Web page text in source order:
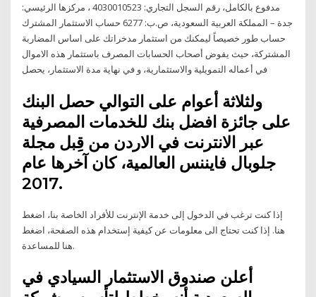
مدفوع بالكامل، رقم السجل التجاري: 4030010523 ، مركزها الرئيسي:
جدة – المملكة العربية السعودية، ص.ب: 6277 حساب الاستثمار المشترك
حساب طور خصيصاً ليمكنك من استثمار مدخراتك على اساس المضاربة
المشتركة، حيث يفوض أصحاب الحسابات المصرف باستثمار هذه الاموال
في أعماله التمويلية والاستثمارية، و في نهاية مدة الاستثمار، يحصل
ولثلاثة أعوام على التوالي حصل البنك
على جائزة افضل بنك للخدمات المصرفية
عبر الانترنت في الاردن من قِبل مجلة
جلوبال فايننس العالمية، كان آخرها عام
2017.
إذا كنت ترغب في الدخول إلى خدمة الإنترنت للأفراد الخاصة بنا، اضغط
هنا. إذا كنت تحتاج الى معلومات عن كيفية إستخدام هذه الصفحة، اضغط
هنا للمساعدة.
أعلن صندوق الاستثمار السيادي في